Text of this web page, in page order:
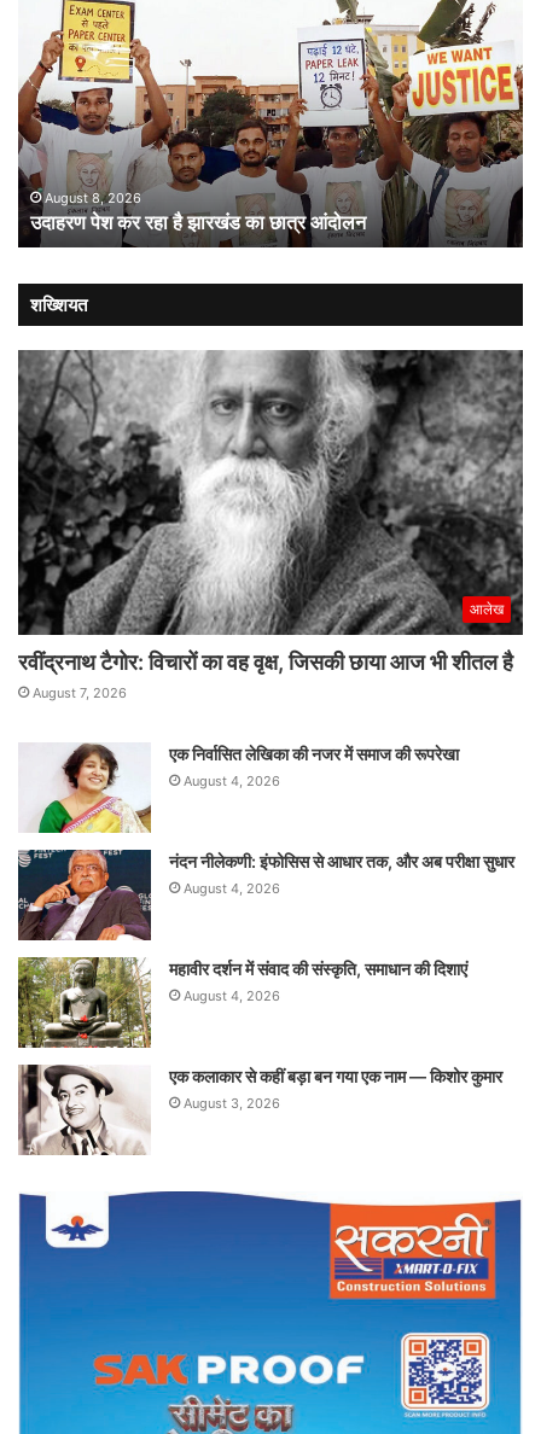
रहा
है
झारखंड
का
छात्र
आंदोलनAugust 8, 2026
उदाहरण पेश कर रहा है झारखंड का छात्र आंदोलन
:
कब
शख्शियत
आलेख
रवींद्रनाथ टैगोर: विचारों का वह वृक्ष, जिसकी छाया आज भी शीतल है
August 7, 2026
एक निर्वासित लेखिका की नजर में समाज की रूपरेखा
August 4, 2026
नंदन नीलेकणी: इंफोसिस से आधार तक, और अब परीक्षा सुधार
August 4, 2026
महावीर दर्शन में संवाद की संस्कृति, समाधान की दिशाएं
August 4, 2026
एक कलाकार से कहीं बड़ा बन गया एक नाम — किशोर कुमार
August 3, 2026